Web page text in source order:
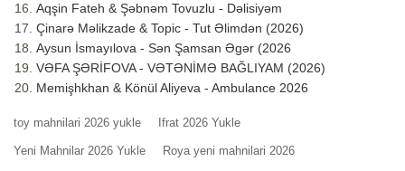
Aqşin Fateh & Şəbnəm Tovuzlu - Dəlisiyəm
Çinarə Məlikzade & Topic - Tut Əlimdən (2026)
Aysun İsmayılova - Sən Şamsan Əgər (2026
VƏFA ŞƏRİFOVA - VƏTƏNİMƏ BAĞLIYAM (2026)
Memişhkhan & Könül Aliyeva - Ambulance 2026
toy mahnilari 2026 yukle Ifrat 2026 Yukle
Yeni Mahnilar 2026 Yukle Roya yeni mahnilari 2026